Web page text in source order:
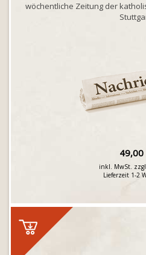
wöchentliche Zeitung der
49,00
inkl. MwSt.
Lieferzeit 1-2